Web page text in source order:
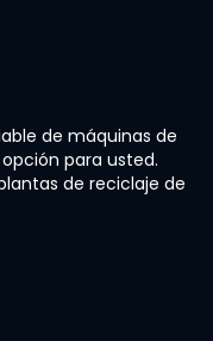
de máquinas de
para usted.
de reciclaje de